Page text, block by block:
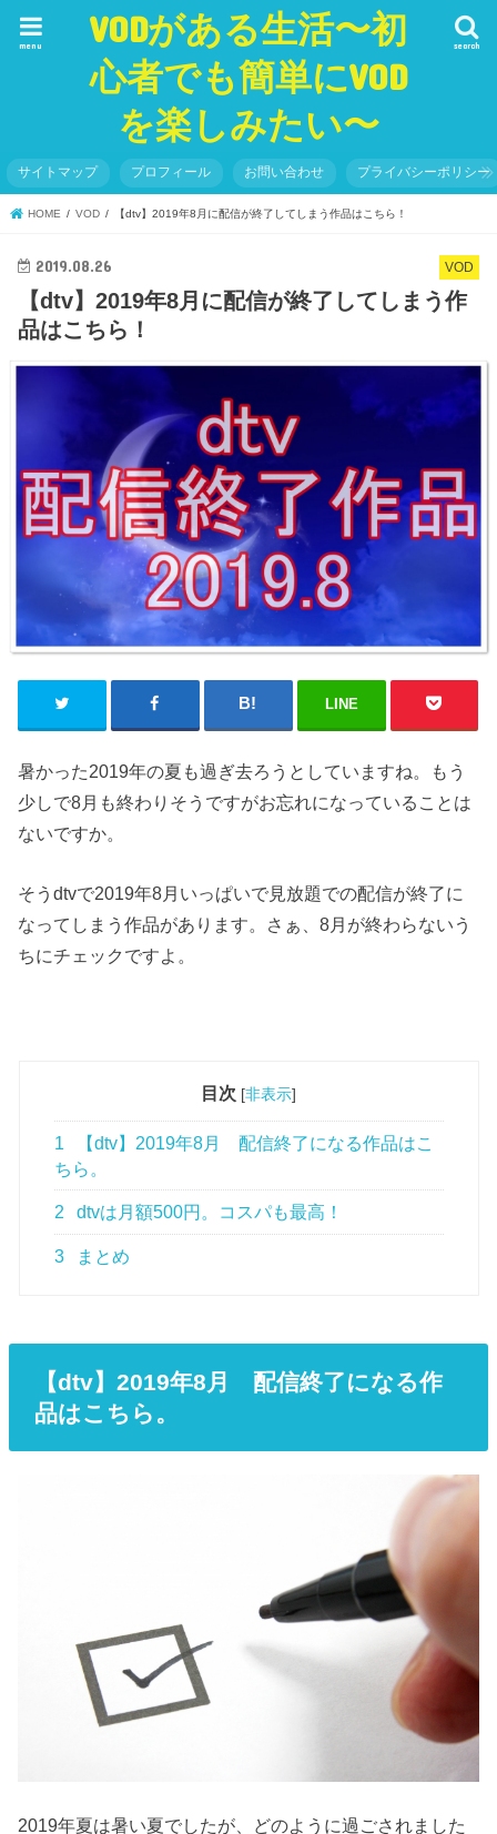
VODがある生活〜初
心者でも簡単にVOD
を楽しみたい〜
search
menu
サイトマップ プロフィール お問い合わせ プライバシーポリシー
HOME VOD 【dtv】2019年8月に配信が終了してしまう作品はこちら！
VOD
2019.08.26
【dtv】2019年8月に配信が終了してしまう作
品はこちら！
LINE
暑かった2019年の夏も過ぎ去ろうとしていますね。もう
少しで8月も終わりそうですがお忘れになっていることは
ないですか。
そうdtvで2019年8月いっぱいで見放題での配信が終了に
なってしまう作品があります。さぁ、8月が終わらないう
ちにチェックですよ。
目次 [非表示]
1
【dtv】2019年8月 配信終了になる作品はこ
ちら。
2 dtvは月額500円。コスパも最高！
3 まとめ
【dtv】2019年8月 配信終了になる作
品はこちら。
2019年夏は暑い夏でしたが、どのように過ごされました